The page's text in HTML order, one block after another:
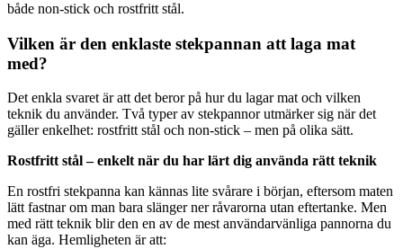
både non-stick och rostfritt stål.
Vilken är den enklaste stekpannan att laga mat
med?
Det enkla svaret är att det beror på hur du lagar mat och vilken
teknik du använder. Två typer av stekpannor utmärker sig när det
gäller enkelhet: rostfritt stål och non-stick – men på olika sätt.
Rostfritt stål – enkelt när du har lärt dig använda rätt teknik
En rostfri stekpanna kan kännas lite svårare i början, eftersom maten
lätt fastnar om man bara slänger ner råvarorna utan eftertanke. Men
med rätt teknik blir den en av de mest användarvänliga pannorna du
kan äga. Hemligheten är att: